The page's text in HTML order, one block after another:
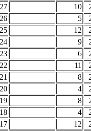
10
5
12
9
6
11
8
4
8
4
12